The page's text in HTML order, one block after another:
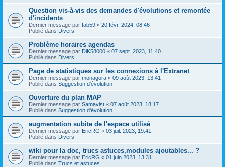
Question vis-à-vis des demandes d'évolutions et remontée
d'incidents
Dernier message par fab59 « 20 févr. 2024, 08:46
Publié dans Divers
Problème horaires agendas
Dernier message par DiK58000 « 07 sept. 2023, 11:40
Publié dans Divers
Page de statistiques sur les connexions à l'Extranet
Dernier message par monagora « 09 août 2023, 13:41
Publié dans Suggestion d'évolution
Ouverture du plan MAP
Dernier message par Samavist « 07 août 2023, 18:17
Publié dans Suggestion d'évolution
augmentation subite de l'espace utilisé
Dernier message par EricRG « 03 juil. 2023, 19:41
Publié dans Divers
wiki pour la doc, trucs astuces,modules ajoutables... ?
Dernier message par EricRG « 01 juin 2023, 13:31
Publié dans Trucs et astuces